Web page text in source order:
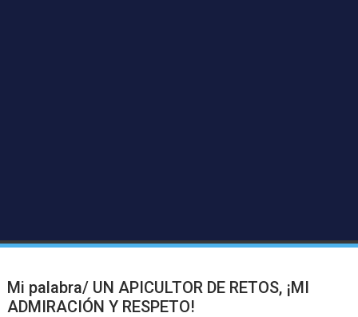
Mi palabra/ UN APICULTOR DE RETOS, ¡MI
ADMIRACIÓN Y RESPETO!